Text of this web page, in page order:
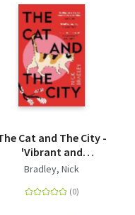
Cat and The City -
'Vibrant and
accomplished' David
Bradley, Nick